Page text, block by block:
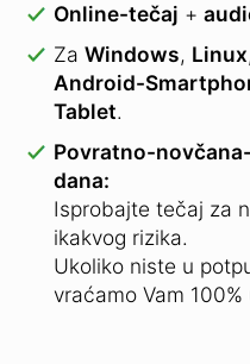
Online-tečaj +
Za Windows, Linux
Android-
Tablet.
Povratno-
dana:
Isprobajte tečaj za
ikakvog rizika.
Ukoliko niste u
vraćamo Vam